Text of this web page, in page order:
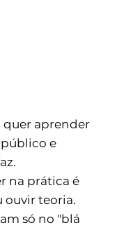
quer aprender
e
na prática é
ouvir teoria.
só no "blá